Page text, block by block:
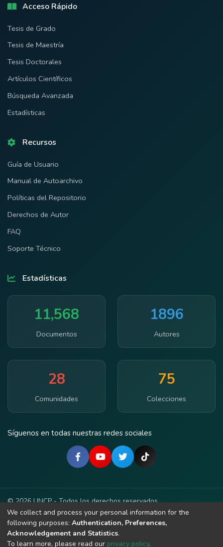
Acceso Rápido
Tesis de Grado
Tesis de Maestría
Tesis Doctorales
Artículos Científicos
Búsqueda Avanzada
Estadísticas
Recursos
Guía de Usuario
Manual de Autoarchivo
Políticas del Repositorio
Derechos de Autor
FAQ
Soporte Técnico
Estadísticas
11,568
Documentos
1896
Autores
28
Comunidades
75
Colecciones
Síguenos en todas nuestras redes sociales
© 2026 UNCP - Todos los derechos reservados.
Términos de Uso Política de Privacidad
Accesibilidad
Contacto
We collect and process your personal information for the
following purposes: Authentication, Preferences,
Acknowledgement and Statistics.
To learn more, please read our privacy policy.